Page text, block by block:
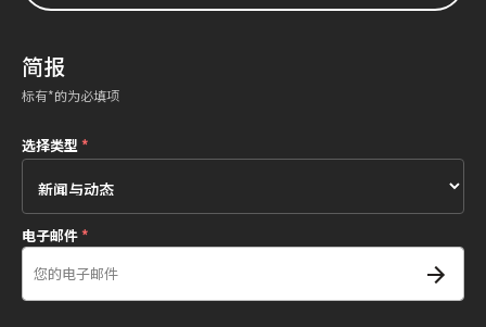
简报
标有*的为必填项
选择类型*
电子邮件*